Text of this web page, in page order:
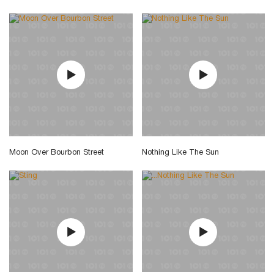
Moon Over Bourbon Street Nothing Like The Sun